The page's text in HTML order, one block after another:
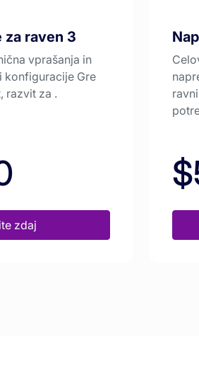
za raven 3
vprašanja in
Gre
razvit za .
zdaj